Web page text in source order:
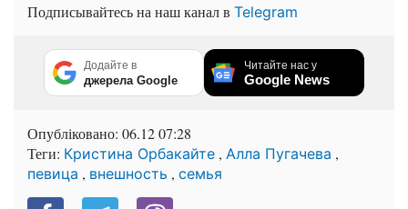
Подписывайтесь на наш канал в Telegram
Додайте в
джерела Google
Читайте нас у
Google News
Опубліковано: 06.12 07:28
Теги: Кристина Орбакайте , Алла Пугачева ,
певица , внешность , семья